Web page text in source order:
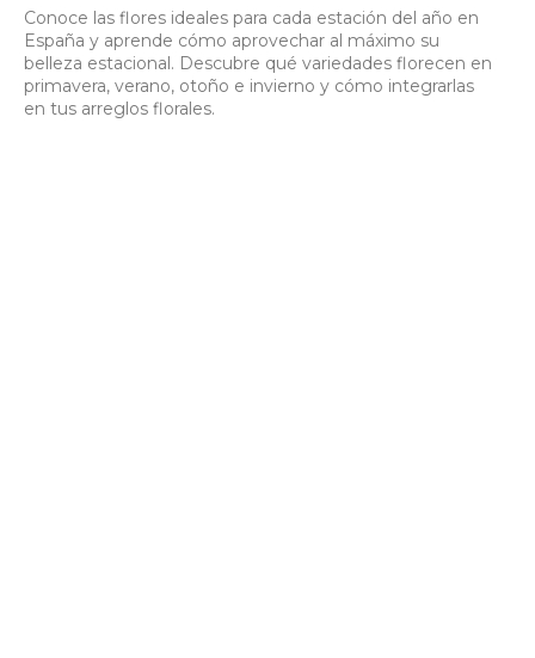
Conoce las flores ideales para cada estación del año en
España y aprende cómo aprovechar al máximo su
belleza estacional. Descubre qué variedades florecen en
primavera, verano, otoño e invierno y cómo integrarlas
en tus arreglos florales.